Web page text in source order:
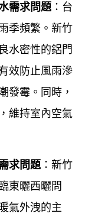
專業之門窗建議，
完美，來滿足顧客
生活空間，並將最
鋁門窗工程宅急便
境。
需求問題 ：台
季頻繁。新竹
水密性的鋁門
效防止風雨滲
發霉。同時，
維持室內空氣
求問題 ：新竹
東曬西曬問
氣外洩的主